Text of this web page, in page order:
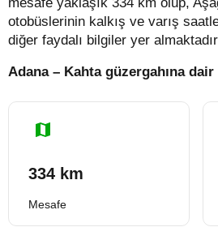
otobüslerinin kalkış ve varış
diğer faydalı bilgiler yer
Adana – Kahta güzergahına
334 km
Mesafe